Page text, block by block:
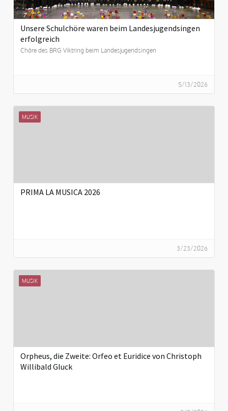
Unsere Schulchöre waren beim Landesjugendsingen
erfolgreich
Chöre des BRG Viktring beim Landesjugendsingen
5/13/2026
MUSIK
PRIMA LA MUSICA 2026
3/23/2026
MUSIK
Orpheus, die Zweite: Orfeo et Euridice von Christoph
Willibald Gluck